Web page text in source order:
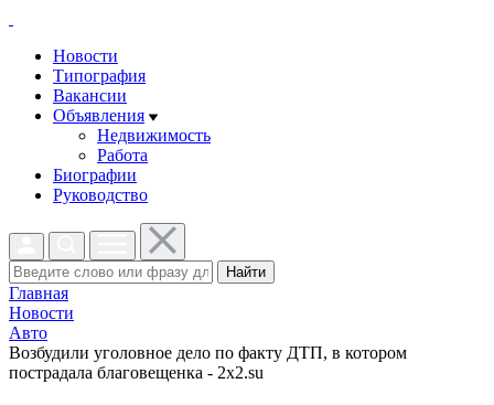
Новости
Типография
Вакансии
Объявления
Недвижимость
Работа
Биографии
Руководство
Найти
Главная
Новости
Авто
Возбудили уголовное дело по факту ДТП, в котором
пострадала благовещенка - 2x2.su